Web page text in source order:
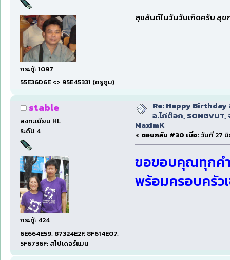
กระทู้: 1097
55E36D6E <> 95E45331 (ครูภูม)
สุขสันต์ในวันวันเกิดครับ สุข
stable
ลงทะเบียน HL
ระดับ 4
กระทู้: 424
6E664E59, 87324E2F, 8F614E07,
5F6736F: สไปเดอร์แมน
Re: Happy
อ.ไก่ต๊อก,
MaximK
« ตอบกลับ #30 เมื่อ: วันที่ 27
ขอขอบคุณทุกคำ
พร้อมครอบครัว